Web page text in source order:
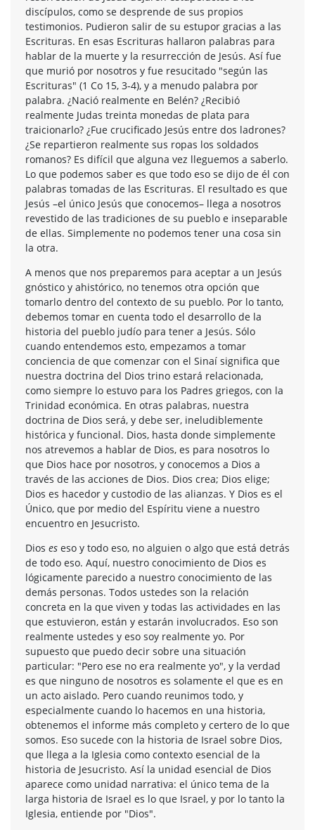
discípulos, como se desprende de sus propios
testimonios. Pudieron salir de su estupor gracias a las
Escrituras. En esas Escrituras hallaron palabras para
hablar de la muerte y la resurrección de Jesús. Así fue
que murió por nosotros y fue resucitado "según las
Escrituras" (1 Co 15, 3-4), y a menudo palabra por
palabra. ¿Nació realmente en Belén? ¿Recibió
realmente Judas treinta monedas de plata para
traicionarlo? ¿Fue crucificado Jesús entre dos ladrones?
¿Se repartieron realmente sus ropas los soldados
romanos? Es difícil que alguna vez lleguemos a saberlo.
Lo que podemos saber es que todo eso se dijo de él con
palabras tomadas de las Escrituras. El resultado es que
Jesús –el único Jesús que conocemos– llega a nosotros
revestido de las tradiciones de su pueblo e inseparable
de ellas. Simplemente no podemos tener una cosa sin
la otra.
A menos que nos preparemos para aceptar a un Jesús
gnóstico y ahistórico, no tenemos otra opción que
tomarlo dentro del contexto de su pueblo. Por lo tanto,
debemos tomar en cuenta todo el desarrollo de la
historia del pueblo judío para tener a Jesús. Sólo
cuando entendemos esto, empezamos a tomar
conciencia de que comenzar con el Sinaí significa que
nuestra doctrina del Dios trino estará relacionada,
como siempre lo estuvo para los Padres griegos, con la
Trinidad económica. En otras palabras, nuestra
doctrina de Dios será, y debe ser, ineludiblemente
histórica y funcional. Dios, hasta donde simplemente
nos atrevemos a hablar de Dios, es para nosotros lo
que Dios hace por nosotros, y conocemos a Dios a
través de las acciones de Dios. Dios crea; Dios elige;
Dios es hacedor y custodio de las alianzas. Y Dios es el
Único, que por medio del Espíritu viene a nuestro
encuentro en Jesucristo.
Dios es eso y todo eso, no alguien o algo que está detrás
de todo eso. Aquí, nuestro conocimiento de Dios es
lógicamente parecido a nuestro conocimiento de las
demás personas. Todos ustedes son la relación
concreta en la que viven y todas las actividades en las
que estuvieron, están y estarán involucrados. Eso son
realmente ustedes y eso soy realmente yo. Por
supuesto que puedo decir sobre una situación
particular: "Pero ese no era realmente yo", y la verdad
es que ninguno de nosotros es solamente el que es en
un acto aislado. Pero cuando reunimos todo, y
especialmente cuando lo hacemos en una historia,
obtenemos el informe más completo y certero de lo que
somos. Eso sucede con la historia de Israel sobre Dios,
que llega a la Iglesia como contexto esencial de la
historia de Jesucristo. Así la unidad esencial de Dios
aparece como unidad narrativa: el único tema de la
larga historia de Israel es lo que Israel, y por lo tanto la
Iglesia, entiende por "Dios".